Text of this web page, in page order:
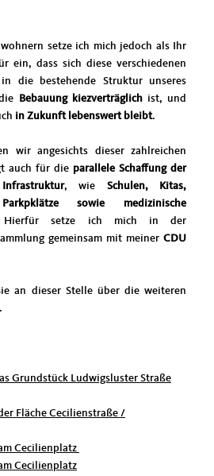
setze ich mich jedoch als Ihr
ein, dass sich diese verschiedenen
die bestehende Struktur unseres
Bebauung kiezverträglichist, und
in Zukunft lebenswert bleibt.
wir angesichts dieser zahlreichen
auch für die parallele Schaffung der
, wie Schulen, Kitas,
Parkpklätze sowie medizinische
Hierfür setze ich mich in der
gemeinsam mit meiner CDU
an dieser Stelle über die weiteren
Grundstück Ludwigsluster Straße
Fläche Cecilienstraße /
Cecilienplatz
Cecilienplatz